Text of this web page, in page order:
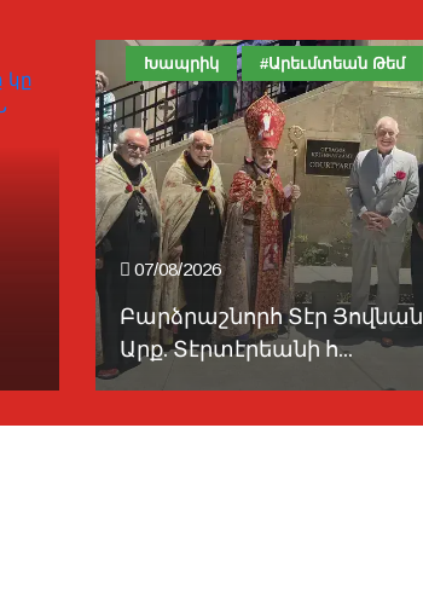
07/08/2026
Բարձրաշնորհ Տէր Յովնան
Արք. Տէրտէրեանի հ...
Խապրիկ #Արեւմտեան Թեմ